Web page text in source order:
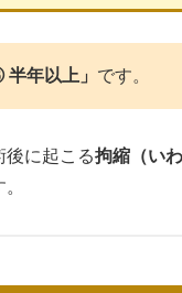
半年以上」 です。
後に起こる拘縮（い